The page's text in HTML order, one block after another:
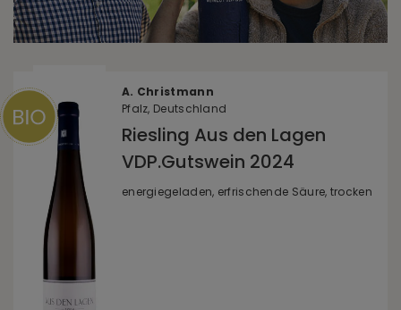
A. Christmann
Pfalz, Deutschland
Riesling Aus den Lagen
VDP.Gutswein 2024
energiegeladen, erfrischende Säure, trocken